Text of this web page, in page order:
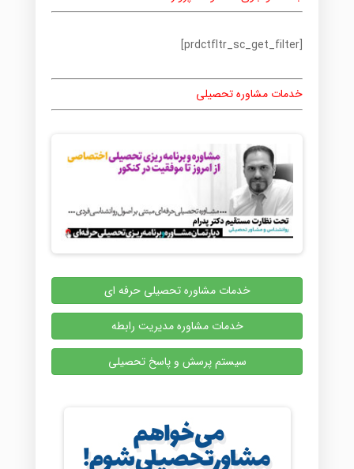
[prdctfltr_sc_get_filter]
خدمات مشاوره تحصیلی
خدمات مشاوره تحصیلی حرفه ای
خدمات مشاوره مدیریت رابطه
سیستم پرسش و پاسخ تحصیلی